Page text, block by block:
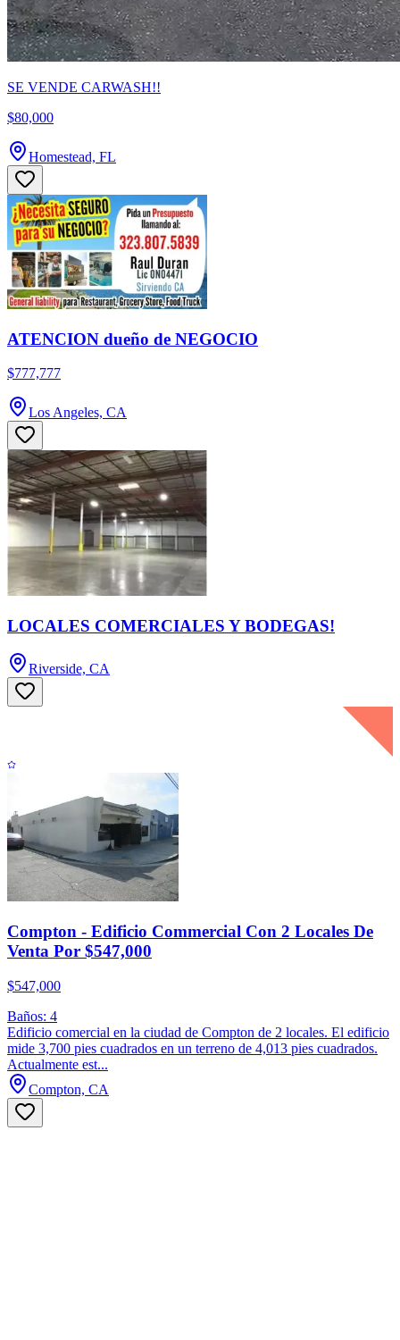
SE VENDE CARWASH!!
$80,000
Homestead, FL
ATENCION dueño de NEGOCIO
$777,777
Los Angeles, CA
LOCALES COMERCIALES Y BODEGAS!
Riverside, CA
Compton - Edificio Commercial Con 2 Locales De
Venta Por $547,000
$547,000
Baños: 4
Edificio comercial en la ciudad de Compton de 2 locales. El edificio
mide 3,700 pies cuadrados en un terreno de 4,013 pies cuadrados.
Actualmente est...
Compton, CA